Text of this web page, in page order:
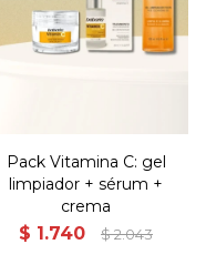
Pack Vitamina C: gel
limpiador + sérum +
crema
$ 1.740 $ 2.043